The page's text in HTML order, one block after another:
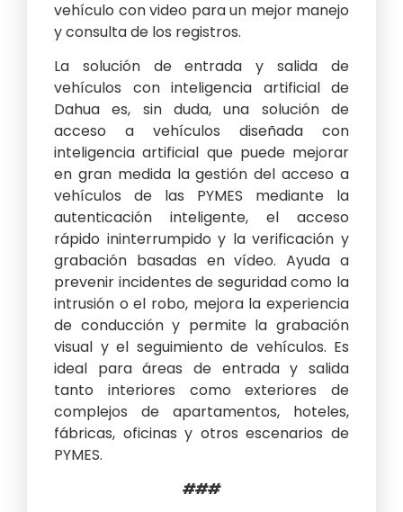
vehículo con video para un mejor manejo
y consulta de los registros.
La solución de entrada y salida de
vehículos con inteligencia artificial de
Dahua es, sin duda, una solución de
acceso a vehículos diseñada con
inteligencia artificial que puede mejorar
en gran medida la gestión del acceso a
vehículos de las PYMES mediante la
autenticación inteligente, el acceso
rápido ininterrumpido y la verificación y
grabación basadas en vídeo. Ayuda a
prevenir incidentes de seguridad como la
intrusión o el robo, mejora la experiencia
de conducción y permite la grabación
visual y el seguimiento de vehículos. Es
ideal para áreas de entrada y salida
tanto interiores como exteriores de
complejos de apartamentos, hoteles,
fábricas, oficinas y otros escenarios de
PYMES.
###